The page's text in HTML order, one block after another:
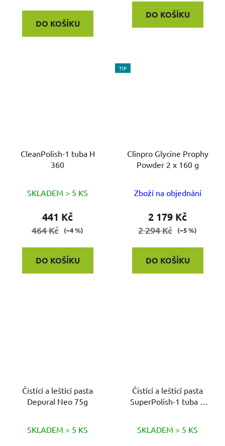
DO KOŠÍKU
DO KOŠÍKU
CleanPolish-1 tuba H
360
SKLADEM > 5 KS
441 Kč
464 Kč (–4 %)
DO KOŠÍKU
TIP
Clinpro Glycine Prophy
Powder 2 x 160 g
Zboží na objednání
2 179 Kč
2 294 Kč (–5 %)
DO KOŠÍKU
Čistící a leštící pasta
Depural Neo 75g
SKLADEM > 5 KS
Čistící a leštící pasta
SuperPolish-1 tuba H
SKLADEM > 5 KS